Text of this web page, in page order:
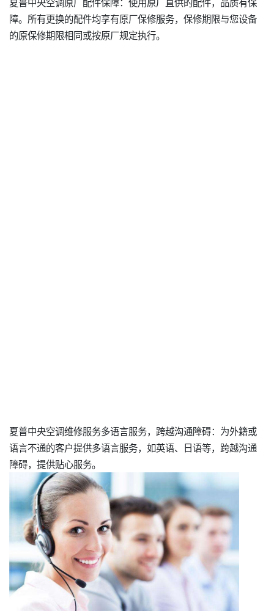
障。所有更换的配件均享有原厂保修服务，保修期限与您设备
的原保修期限相同或按原厂规定执行。
夏普中央空调维修服务多语言服务，跨越沟通障碍：为外籍或
语言不通的客户提供多语言服务，如英语、日语等，跨越沟通
障碍，提供贴心服务。